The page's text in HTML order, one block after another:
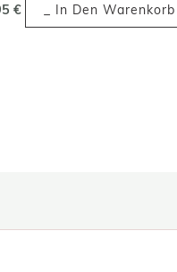
€ _ In Den Warenkorb